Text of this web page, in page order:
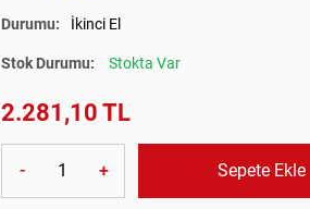
Durumu: İkinci El
Stok Durumu: Stokta Var
2.281,10 TL
- + Sepete Ekle